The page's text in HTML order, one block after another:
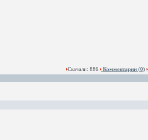
Скачали: 886
Комментарии(0)